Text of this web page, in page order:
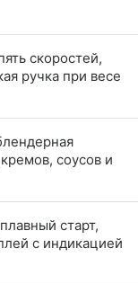
скоростей,
ручка при весе
соусов и
старт,
с индикацией